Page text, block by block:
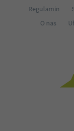
Regulamin
O nas